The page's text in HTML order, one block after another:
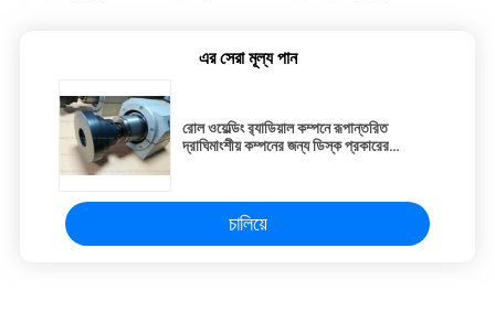
এর সেরা মূল্য পান
রোল ওয়েল্ডিং র‌্যাডিয়াল কম্পনে রূপান্তরিত
দ্রাঘিমাংশীয় কম্পনের জন্য ডিস্ক প্রকারের
চালিয়ে